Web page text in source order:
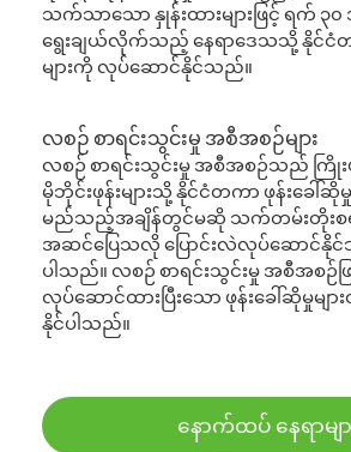
သက်သာသော နှုန်းထားများဖြင့် ရက် ၃
ရွေးချယ်လိုက်သည့် နေရာဒေသသို့ နိုင်ငံတ
များကို လုပ်ဆောင်နိုင်သည်။
လစဉ် စာရင်းသွင်းမှု အစီအစဉ်များ
လစဉ် စာရင်းသွင်းမှု အစီအစဉ်သည် ကြိုးဖုန်
မိုဘိုင်းဖုန်းများသို့ နိုင်ငံတကာ ဖုန်းခေါ်ဆိုမှု
မည်သည့်အချိန်တွင်မဆို သက်တမ်းတိုးစ
အဆင်ပြေသလို ပြောင်းလဲလုပ်ဆောင်နို
ပါသည်။ လစဉ် စာရင်းသွင်းမှု အစီအစဉ်
လုပ်ဆောင်ထားပြီးသော ဖုန်းခေါ်ဆိုမှုမျ
နိုင်ပါသည်။
နောက်ထပ် နေရာမျာ